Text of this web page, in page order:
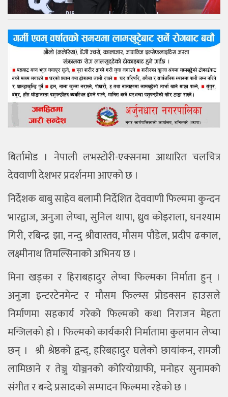
बिर्तामोड । नेपाली लभस्टोरी-एक्सनमा आधारित चलचित्र
देववाणी देशभर प्रदर्शनमा आएको छ ।
निर्देशक बाबु साहेव बलामी निर्देशित देववाणीफिल्ममा कुन्दन
भारद्वाज, अनुजा लेप्चा,सुनिल थापा, ध्रुव कोइराला,घनश्याम
गिरी,रबिन्द्र झा,नन्दु श्रीवास्तव,मौसम पौडेल,प्रदीप ढकाल,
लक्ष्मीनाथ तिमल्सिनाको अभिनय छ ।
मिना खड्का र हिराबहादुर लेप्चा फिल्मका निर्माता हुन् ।
अनुजा इन्टरटेनमेन्ट र मौसम फिल्म्स प्रोडक्सन हाउसले
निर्माणमा सहकार्य गरेको फिल्मको कथा निराजन मेहता
मन्जिलको हो । फिल्मको कार्यकारी निर्मातामा कुलमान लेप्चा
छन् । श्री श्रेष्ठको द्वन्द्,हरिबहादुर घलेको छायांकन,रामजी
लामिछाने र तेञ्जु योञ्जनको कोरियोग्राफी, मनोहर सुनामको
संगीत र बन्दे प्रसादको सम्पादन फिल्ममा रहेको छ ।